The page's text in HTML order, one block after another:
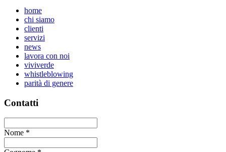
home
chi siamo
clienti
servizi
news
lavora con noi
viviverde
whistleblowing
parità di genere
Contatti
Nome *